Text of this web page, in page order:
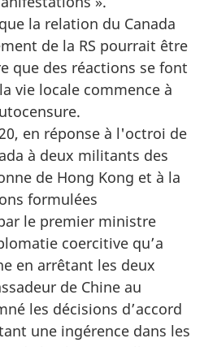
la relation du Canada
de la RS pourrait être
que des réactions se font
vie locale commence à
en réponse à l'octroi de
à deux militants des
de Hong Kong et à la
formulées
le premier ministre
coercitive qu’a
en arrêtant les deux
de Chine au
les décisions d’accord
une ingérence dans les